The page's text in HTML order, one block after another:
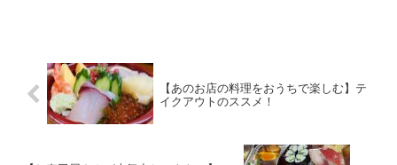
【あのお店の料理をおうちで楽しむ】テ
イクアウトのススメ！